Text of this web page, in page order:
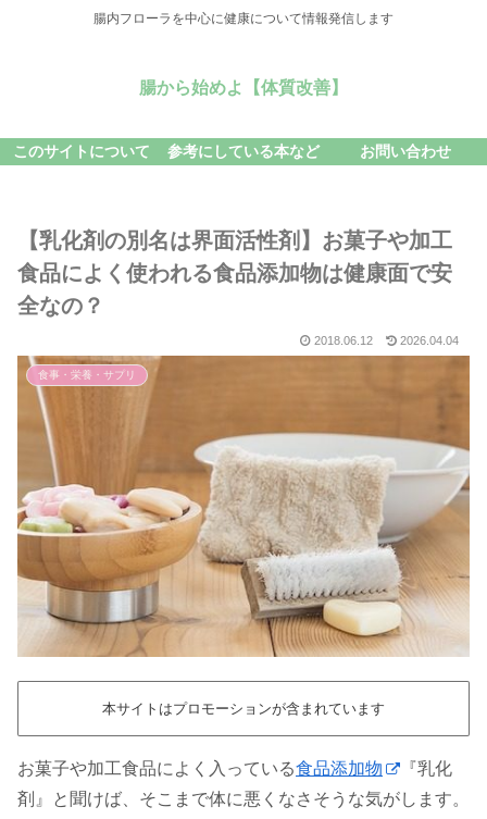
腸内フローラを中心に健康について情報発信します
腸から始めよ【体質改善】
このサイトについて 参考にしている本など お問い合わせ
【乳化剤の別名は界面活性剤】お菓子や加工
食品によく使われる食品添加物は健康面で安
全なの？
2018.06.12 2026.04.04
食事・栄養・サプリ
本サイトはプロモーションが含まれています
お菓子や加工食品によく入っている食品添加物
『乳化
剤』と聞けば、そこまで体に悪くなさそうな気がします。